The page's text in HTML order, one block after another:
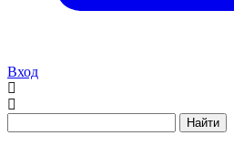
Вход
Найти